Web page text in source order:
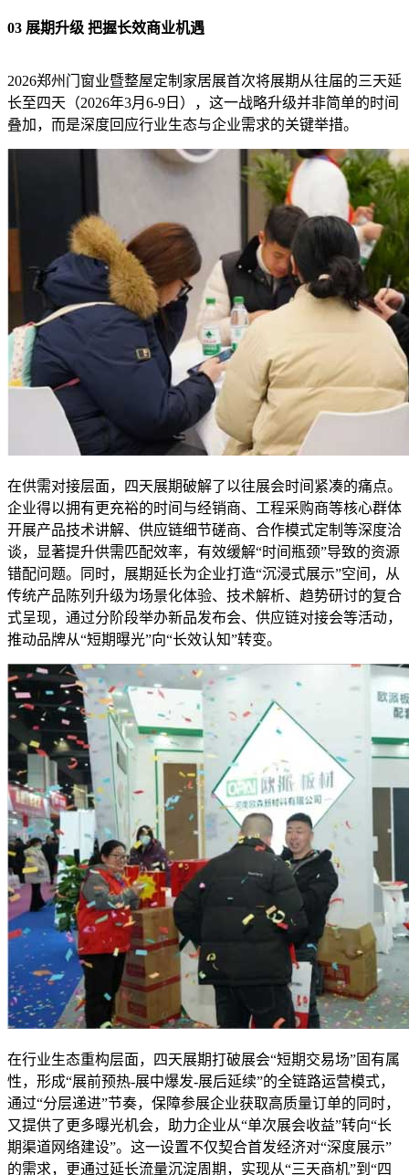
03 展期升级 把握长效商业机遇
2026郑州门窗业暨整屋定制家居展首次将展期从往届的三天延
长至四天（2026年3月6-9日），这一战略升级并非简单的时间
叠加，而是深度回应行业生态与企业需求的关键举措。
在供需对接层面，四天展期破解了以往展会时间紧凑的痛点。
企业得以拥有更充裕的时间与经销商、工程采购商等核心群体
开展产品技术讲解、供应链细节磋商、合作模式定制等深度洽
谈，显著提升供需匹配效率，有效缓解“时间瓶颈”导致的资源
错配问题。同时，展期延长为企业打造“沉浸式展示”空间，从
传统产品陈列升级为场景化体验、技术解析、趋势研讨的复合
式呈现，通过分阶段举办新品发布会、供应链对接会等活动，
推动品牌从“短期曝光”向“长效认知”转变。
在行业生态重构层面，四天展期打破展会“短期交易场”固有属
性，形成“展前预热-展中爆发-展后延续”的全链路运营模式，
通过“分层递进”节奏，保障参展企业获取高质量订单的同时，
又提供了更多曝光机会，助力企业从“单次展会收益”转向“长
期渠道网络建设”。这一设置不仅契合首发经济对“深度展示”
的需求，更通过延长流量沉淀周期，实现从“三天商机”到“四